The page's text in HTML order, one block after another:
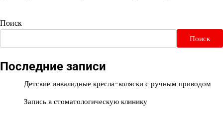
Поиск
Поиск
Последние записи
Детские инвалидные кресла-коляски с ручным приводом
Запись в стоматологическую клинику